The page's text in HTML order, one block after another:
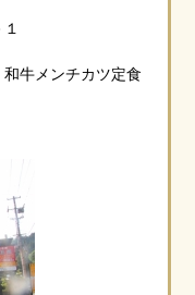
牛メンチカツ定食